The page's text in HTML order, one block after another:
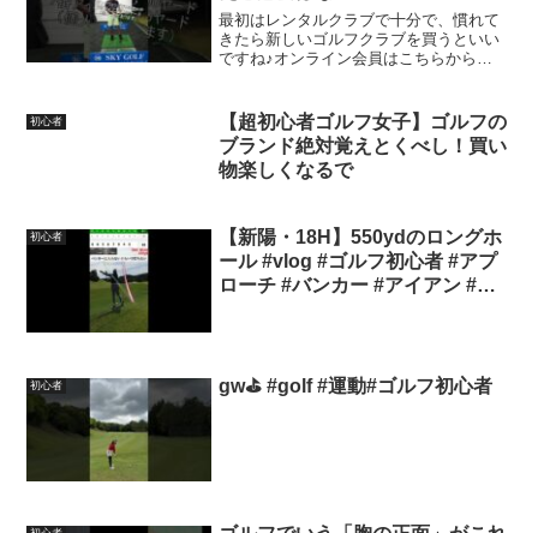
最初はレンタルクラブで十分で、慣れて
きたら新しいゴルフクラブを買うといい
ですね♪オンライン会員はこちらから
🙋‍♂️⛳⛳⛳⛳⛳⛳2016年からスタート！信頼
と実績のオ...
初心者
【超初心者ゴルフ女子】ゴルフの
ブランド絶対覚えとくべし！買い
物楽しくなるで
初心者
【新陽・18H】550ydのロングホ
ール #vlog #ゴルフ初心者 #アプ
ローチ #バンカー #アイアン #ド
初心者 gw⛳️ #golf #運動#ゴルフ初心者